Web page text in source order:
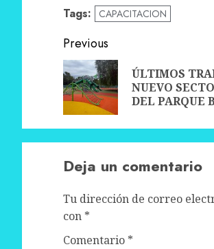
Tags: CAPACITACION
Post
navigation
Previous
ÚLTIMOS
NUEVO
DEL PARQUE
Deja un comentario
Tu dirección de correo
con *
Comentario *